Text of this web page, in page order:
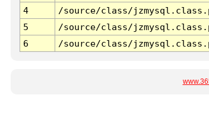
4
/source/class/
5
/source/class/
6
/source/class/